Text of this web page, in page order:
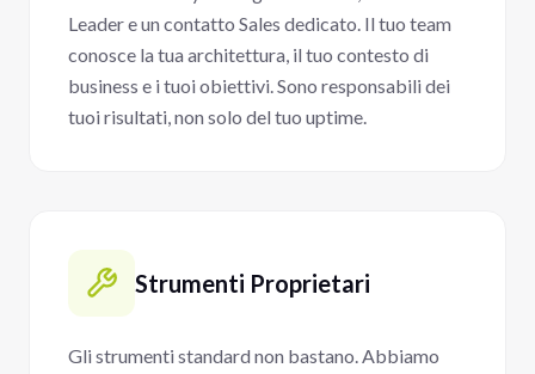
Leader e un contatto Sales dedicato. Il tuo team
conosce la tua architettura, il tuo contesto di
business e i tuoi obiettivi. Sono responsabili dei
tuoi risultati, non solo del tuo uptime.
Strumenti Proprietari
Gli strumenti standard non bastano. Abbiamo